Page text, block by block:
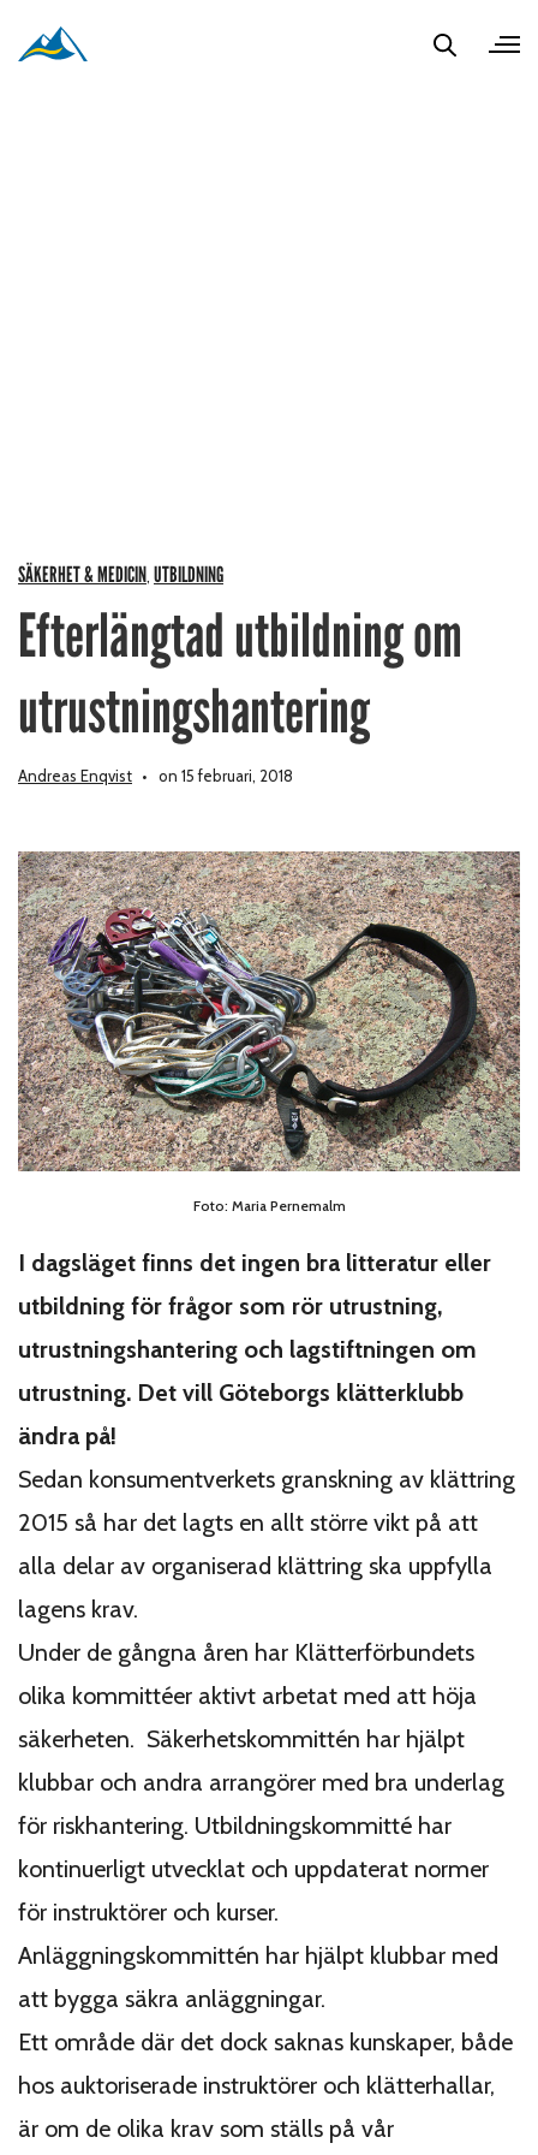
SÄKERHET & MEDICIN, UTBILDNING
Efterlängtad utbildning om
utrustningshantering
Andreas Enqvist on 15 februari, 2018
Foto: Maria Pernemalm
I dagsläget finns det ingen bra litteratur eller
utbildning för frågor som rör utrustning,
utrustningshantering och lagstiftningen om
utrustning. Det vill Göteborgs klätterklubb
ändra på!
Sedan konsumentverkets granskning av klättring
2015 så har det lagts en allt större vikt på att
alla delar av organiserad klättring ska uppfylla
lagens krav.
Under de gångna åren har Klätterförbundets
olika kommittéer aktivt arbetat med att höja
säkerheten. Säkerhetskommittén har hjälpt
klubbar och andra arrangörer med bra underlag
för riskhantering. Utbildningskommitté har
kontinuerligt utvecklat och uppdaterat normer
för instruktörer och kurser.
Anläggningskommittén har hjälpt klubbar med
att bygga säkra anläggningar.
Ett område där det dock saknas kunskaper, både
hos auktoriserade instruktörer och klätterhallar,
är om de olika krav som ställs på vår